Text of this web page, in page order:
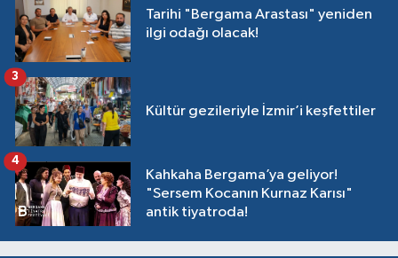
Tarihi "Bergama Arastası" yeniden
ilgi odağı olacak!
Kültür gezileriyle İzmir’i keşfettiler
3
Kahkaha Bergama’ya geliyor!
"Sersem Kocanın Kurnaz Karısı"
antik tiyatroda!
4